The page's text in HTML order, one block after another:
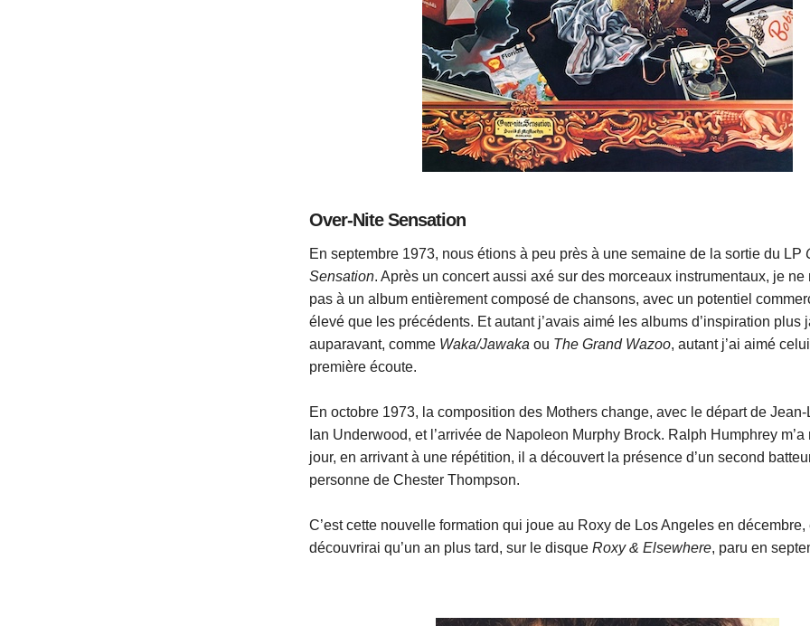
Over-Nite Sensation
En septembre 1973, nous étions à peu près à une semaine de la sortie du LP
Sensation. Après un concert aussi axé sur des morceaux instrumentaux, je ne
pas à un album entièrement composé de chansons, avec un potentiel
élevé que les précédents. Et autant j’avais aimé les albums d’inspiration plus
auparavant, comme Waka/Jawaka ou The Grand Wazoo, autant j’ai aimé
première écoute.
En octobre 1973, la composition des Mothers change, avec le départ de
Ian Underwood, et l’arrivée de Napoleon Murphy Brock. Ralph Humphrey m’a
jour, en arrivant à une répétition, il a découvert la présence d’un second
personne de Chester Thompson.
C’est cette nouvelle formation qui joue au Roxy de Los Angeles en décembre,
découvrirai qu’un an plus tard, sur le disque Roxy & Elsewhere, paru en